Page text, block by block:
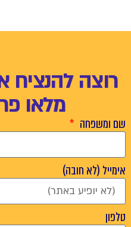
רוצה להנציח
מלאו
שם ומשפחה
אימייל (לא חובה)
טלפון